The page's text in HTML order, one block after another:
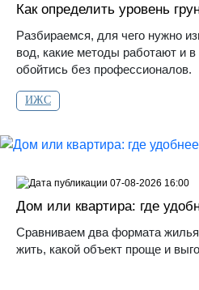
Как определить уровень
Разбираемся, для чего нужно
вод, какие методы работают и в
обойтись без профессионалов.
ИЖС
Дом или квартира: где
Сравниваем два формата
жить, какой объект проще и
07-08-2026 16:00